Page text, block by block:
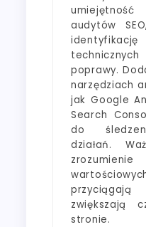
umiejętność
audytów
poprawy.
narzędziach
jak Google
Search
do
działań.
zwiększają
stronie.